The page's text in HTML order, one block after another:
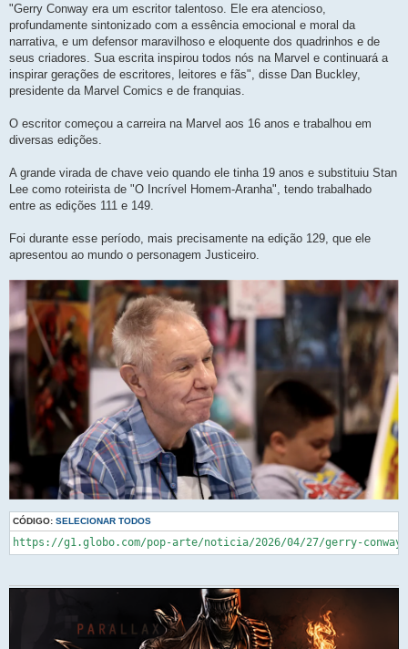
"Gerry Conway era um escritor talentoso. Ele era atencioso,
profundamente sintonizado com a essência emocional e moral da
narrativa, e um defensor maravilhoso e eloquente dos quadrinhos e de
seus criadores. Sua escrita inspirou todos nós na Marvel e continuará a
inspirar gerações de escritores, leitores e fãs", disse Dan Buckley,
presidente da Marvel Comics e de franquias.
O escritor começou a carreira na Marvel aos 16 anos e trabalhou em
diversas edições.
A grande virada de chave veio quando ele tinha 19 anos e substituiu Stan
Lee como roteirista de "O Incrível Homem-Aranha", tendo trabalhado
entre as edições 111 e 149.
Foi durante esse período, mais precisamente na edição 129, que ele
apresentou ao mundo o personagem Justiceiro.
CÓDIGO: SELECIONAR TODOS
https://g1.globo.com/pop-arte/noticia/2026/04/27/gerry-